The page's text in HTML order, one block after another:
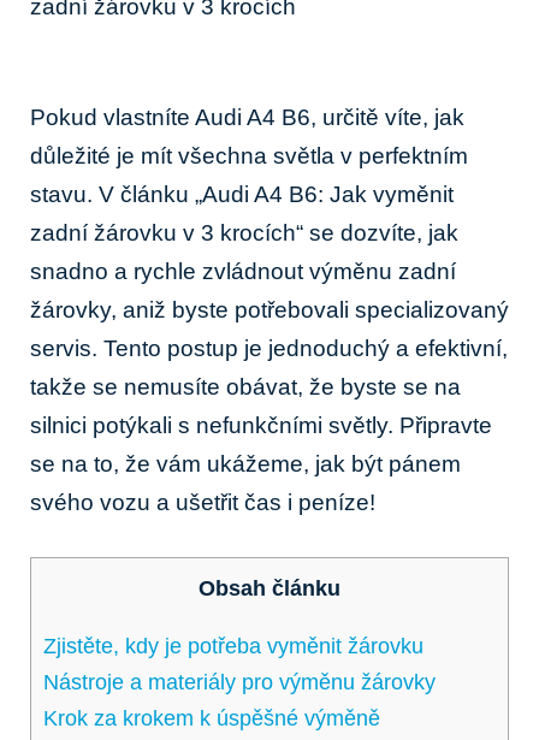
zadní žárovku v 3 krocích
Pokud vlastníte Audi A4 B6, určitě víte, jak
důležité je mít všechna světla v perfektním
stavu. V článku „Audi A4 B6: Jak vyměnit
zadní žárovku v 3 krocích“ se dozvíte, jak
snadno a rychle zvládnout výměnu zadní
žárovky, aniž byste potřebovali specializovaný
servis. Tento postup je jednoduchý a efektivní,
takže se nemusíte obávat, že byste se na
silnici potýkali s nefunkčními světly. Připravte
se na to, že vám ukážeme, jak být pánem
svého vozu a ušetřit čas i peníze!
Obsah článku
Zjistěte, kdy je potřeba vyměnit žárovku
Nástroje a materiály pro výměnu žárovky
Krok za krokem k úspěšné výměně